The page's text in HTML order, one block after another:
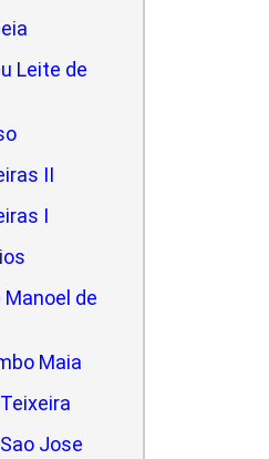
Leite de
II
I
Manoel de
Maia
Jose